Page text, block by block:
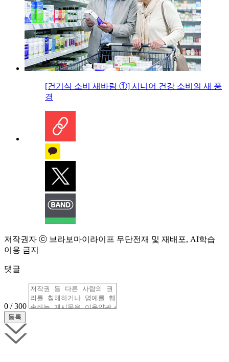
[건기식 소비 새바람 ①] 시니어 건강 소비의 새 풍
경
저작권자 ⓒ 브라보마이라이프 무단전재 및 재배포, AI학습
이용 금지
댓글
0 / 300